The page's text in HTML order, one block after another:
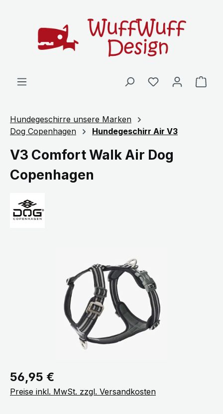
Hundegeschirre unsere Marken
Dog Copenhagen
Hundegeschirr Air V3
V3 Comfort Walk Air Dog
Copenhagen
Regulärer Preis:
56,95 €
Preise inkl. MwSt. zzgl. Versandkosten